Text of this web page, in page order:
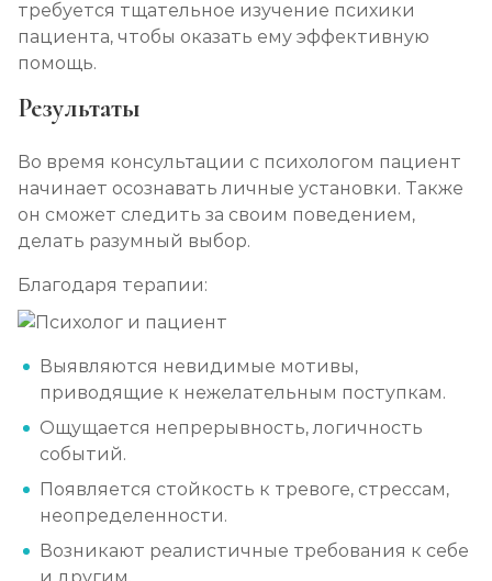
требуется тщательное изучение психики
пациента, чтобы оказать ему эффективную
помощь.
Результаты
Во время консультации с психологом пациент
начинает осознавать личные установки. Также
он сможет следить за своим поведением,
делать разумный выбор.
Благодаря терапии:
Выявляются невидимые мотивы,
приводящие к нежелательным поступкам.
Ощущается непрерывность, логичность
событий.
Появляется стойкость к тревоге, стрессам,
неопределенности.
Возникают реалистичные требования к себе